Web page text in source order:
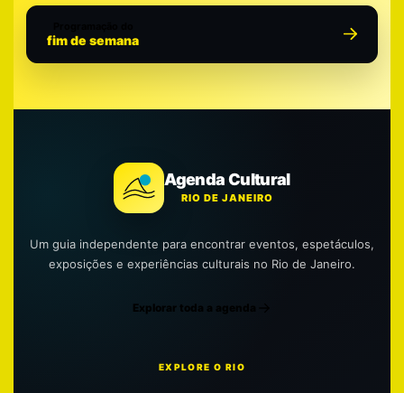
fim de semana
Agenda Cultural
RIO DE JANEIRO
Um guia independente para encontrar eventos, espetáculos,
exposições e experiências culturais no Rio de Janeiro.
Explorar toda a agenda
EXPLORE O RIO